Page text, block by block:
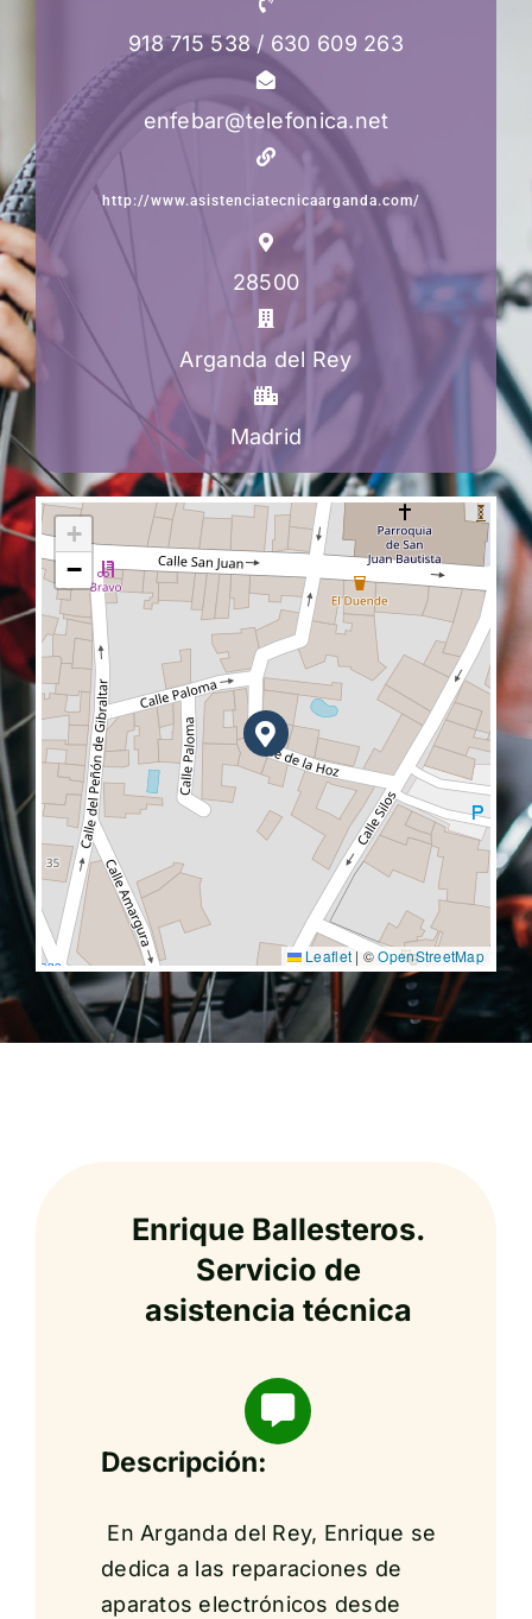
918 715 538 / 630 609 263
enfebar@telefonica.net
http://www.asistenciatecnicaarganda.com/
28500
Arganda del Rey
Madrid
+
−
Leaflet | ©OpenStreetMap
Enrique Ballesteros.
Servicio de
asistencia técnica
Descripción:
En Arganda del Rey, Enrique se
dedica a las reparaciones de
aparatos electrónicos desde